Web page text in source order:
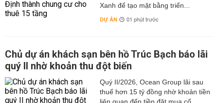
Xanh để tạo mặt bằng triển...
DỰ ÁN 01 phút trước
Chủ dự án khách sạn bên hồ Trúc Bạch báo lãi
quý II nhờ khoản thu đột biến
Quý II/2026, Ocean Group lãi sau
thuế hơn 15 tỷ đồng nhờ khoản tiền